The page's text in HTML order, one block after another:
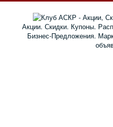
Акции. Скидки. Купоны.
Бизнес-Предложения.